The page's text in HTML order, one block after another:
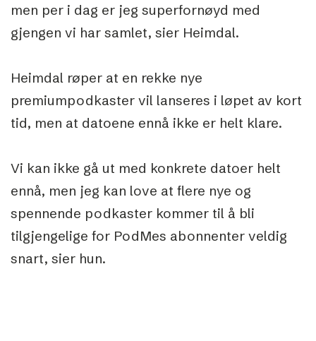
men per i dag er jeg superfornøyd med
gjengen vi har samlet, sier Heimdal.
Heimdal røper at en rekke nye
premiumpodkaster vil lanseres i løpet av kort
tid, men at datoene ennå ikke er helt klare.
Vi kan ikke gå ut med konkrete datoer helt
ennå, men jeg kan love at flere nye og
spennende podkaster kommer til å bli
tilgjengelige for PodMes abonnenter veldig
snart, sier hun.